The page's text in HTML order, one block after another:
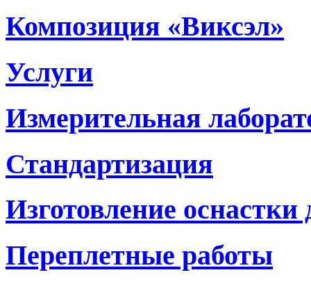
Композиция «Виксэл»
Услуги
Измерительная
Стандартизация
Изготовление
Переплетные работы